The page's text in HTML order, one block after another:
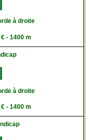
à droite
- 1400 m
à droite
- 1400 m